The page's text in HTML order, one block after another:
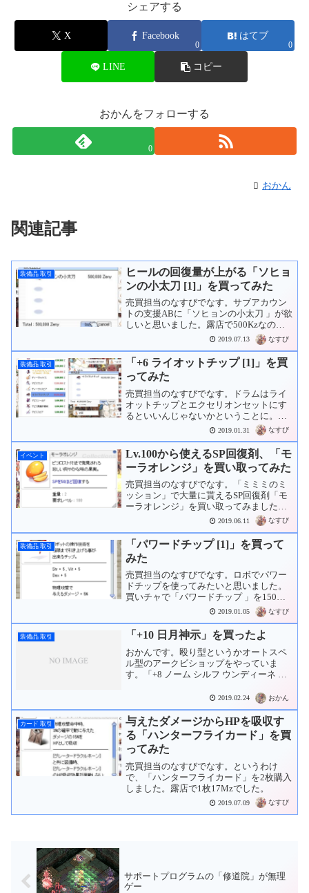
シェアする
X Facebook
0
はてブ
0
LINE コピー
おかんをフォローする
0
おかん
関連記事
装備品 取引
ヒールの回復量が上がる「ソヒョ
ンの小太刀 [1]」を買ってみた
売買担当のなすびでなす。サブアカウン
トの支援ABに「ソヒョンの小太刀 」が欲
しいと思いました。露店で500Kzなのを
見かけたので購入。「ソヒョンの羽衣 」
とセットで更にヒールの回復量が上がり
ます。あとは次回の「深淵の回廊」が来
たときに「呪詛...
2019.07.13 なすび
装備品 取引
「+6 ライオットチップ [1]」を買
ってみた
売買担当のなすびでなす。ドラムはライ
オットチップとエクセリオンセットにす
るといいんじゃないかということに。さ
っそく露店で見つけた「+6 ライオットチ
ップ 」を40Mzで購入。これで猫二匹
分。あと一匹分。
2019.01.31 なすび
イベント
Lv.100から使えるSP回復剤、「モ
ーラオレンジ」を買い取ってみた
売買担当のなすびでなす。「ミミミのミ
ッション」で大量に貰えるSP回復剤「モ
ーラオレンジ」を買い取ってみました。
品名単価個数計モーラオレンジ750
Zeny3,433 個2,574,750 Zenyモーラオレン
ジ650 Zeny3,433 個...
2019.06.11 なすび
装備品 取引
「パワードチップ [1]」を買って
みた
売買担当のなすびでなす。ロボでパワー
ドチップを使ってみたいと思いました。
買いチャで「パワードチップ 」を150Mz
で購入。相場が200Mzくらいなので安く
買えた感じ？パワードセットと組み合わ
せてみたところ、「アームズキャノン」
の詠唱が半分に...
2019.01.05 なすび
装備品 取引 「+10 日月神示」を買ったよ
おかんです。殴り型というかオートスペ
ル型のアークビショップをやっていま
す。「+8 ノーム シルフ ウンディーネ サ
が…。+10だと更にメテオストームの発動
Lvと発動率が上がるというので欲しくな
ってしま...
2019.02.24 おかん
カード 取引
与えたダメージからHPを吸収す
る「ハンターフライカード」を買
ってみた
売買担当のなすびでなす。というわけ
で、「ハンターフライカード」を2枚購入
しました。露店で1枚17Mzでした。
2019.07.09 なすび
サポートプログラムの「修道院」が無理
ゲー